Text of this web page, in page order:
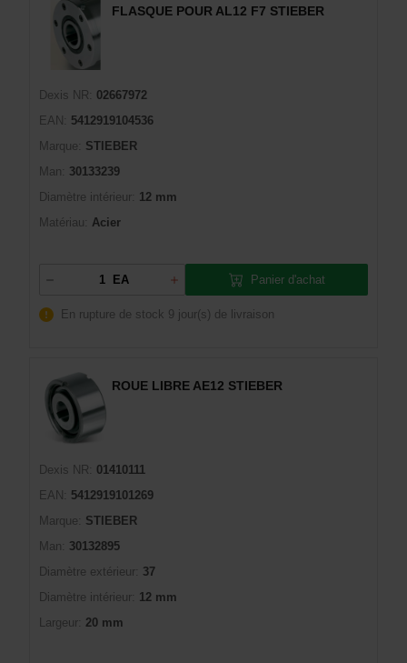
FLASQUE POUR AL12 F7 STIEBER
Dexis NR:
02667972
EAN:
5412919104536
Marque:
STIEBER
Man:
30133239
Diamètre intérieur: 12 mm
Matériau:
Acier
EA Panier d'achat
En rupture de stock 9 jour(s) de livraison
ROUE LIBRE AE12 STIEBER
Dexis NR:
01410111
EAN:
5412919101269
Marque:
STIEBER
Man:
30132895
Diamètre extérieur: 37
Diamètre intérieur: 12 mm
Largeur: 20 mm